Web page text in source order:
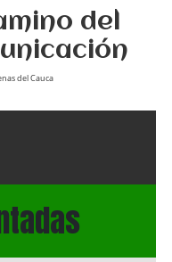
del
del Cauca